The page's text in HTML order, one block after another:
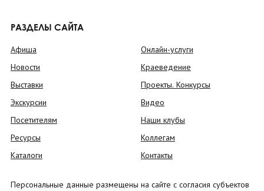
РАЗДЕЛЫ САЙТА
Афиша
Новости
Выставки
Экскурсии
Посетителям
Ресурсы
Каталоги
Онлайн-услуги
Краеведение
Проекты. Конкурсы
Видео
Наши клубы
Коллегам
Контакты
Персональные данные размещены на сайте с согласия субъектов